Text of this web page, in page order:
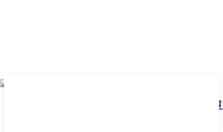
JBN